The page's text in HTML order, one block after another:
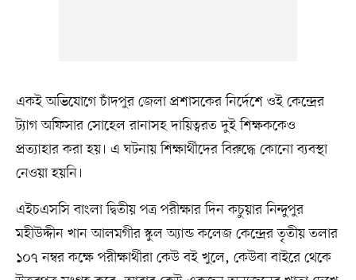
একই অভিযোগে চাঁদপুর জেলা প্রশাসকের নির্দেশে ওই কেন্দ্রের
ট্যাগ অফিসার সোহেল রানাসহ দায়িত্বরত দুই শিক্ষককেও
প্রত্যাহার করা হয়। এ ঘটনায় শিক্ষার্থীদের বিরুদ্ধে কোনো ব্যবস্থা
নেওয়া হয়নি।
এইচএসসি বাংলা দ্বিতীয় পত্র পরীক্ষার দিন কচুয়ার নিন্দুপুর
মহীউদ্দীন খান আলমগীর স্কুল অ্যান্ড কলেজ কেন্দ্রের তৃতীয় তলার
১০৭ নম্বর কক্ষে পরীক্ষার্থীরা কেউ বই খুলে, কেউবা বাইরে থেকে